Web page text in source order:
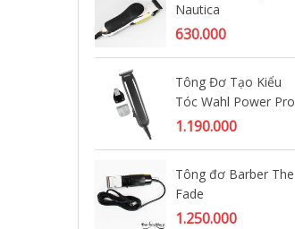
Nautica
630.000
Tông Đơ Tạo Kiểu
Tóc Wahl Power Pro
1.190.000
Tông đơ Barber The
Fade
1.250.000